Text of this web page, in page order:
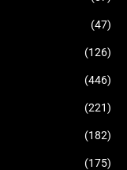
(47)
(126)
(446)
(221)
(182)
(175)